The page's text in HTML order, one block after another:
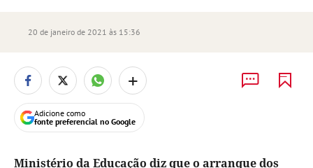
20 de janeiro de 2021 às 15:36
+
Adicione como
fonte preferencial no Google
Ministério da Educação diz que o arranque dos